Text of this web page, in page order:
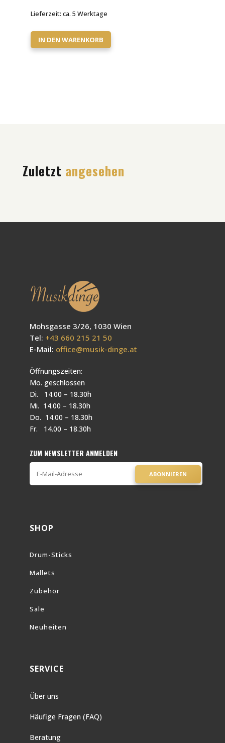
Lieferzeit: ca. 5 Werktage
IN DEN WARENKORB
Zuletzt angesehen
Mohsgasse 3/26, 1030 Wien
Tel: +43 660 215 21 50
E-Mail: office@musik-dinge.at
Öffnungszeiten:
Mo. geschlossen
Di. 14.00 – 18.30h
Mi. 14.00 – 18.30h
Do. 14.00 – 18.30h
Fr. 14.00 – 18.30h
ZUM NEWSLETTER ANMELDEN
ABONNIEREN
SHOP
Drum-Sticks
Mallets
Zubehör
Sale
Neuheiten
SERVICE
Über uns
Häufige Fragen (FAQ)
Beratung